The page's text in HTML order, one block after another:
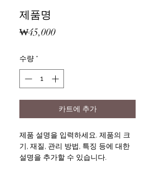
제품명
₩45,000가
수량 *
카트에 추가
제품 설명을 입력하세요. 제품의 크
기, 재질, 관리 방법, 특징 등에 대한
설명을 추가할 수 있습니다.